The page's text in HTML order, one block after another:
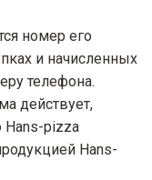
номер его
и начисленных
телефона.
действует,
Hans-pizza
Hans-